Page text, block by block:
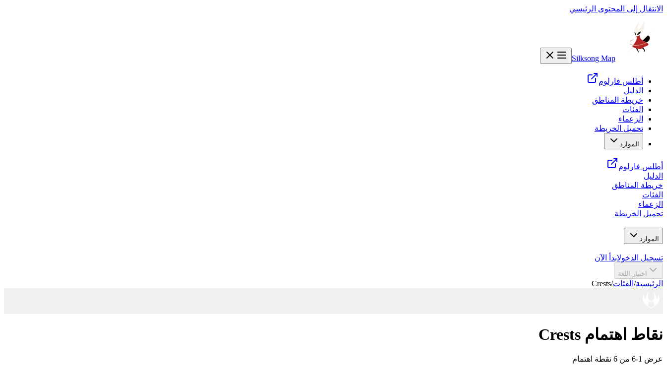
الانتقال إلى المحتوى الرئيسي
Silksong Map
أطلس فارلوم
الدليل
خريطة المناطق
الفئات
الزعماء
تحميل الخريطة
الموارد
أطلس فارلوم
الدليل
خريطة المناطق
الفئات
الزعماء
تحميل الخريطة
الموارد
تسجيل الدخولابدأ الآن
اختيار اللغة
الرئيسية/ الفئات/
Crests
نقاط اهتمام Crests
عرض 1-6 من 6 نقطة اهتمام